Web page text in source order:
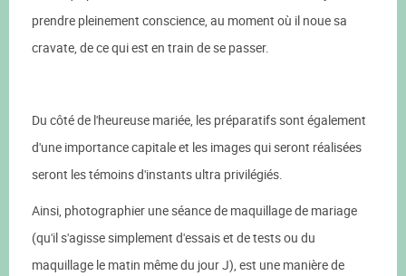
prendre pleinement conscience, au moment où il noue sa
cravate, de ce qui est en train de se passer.
Du côté de l'heureuse mariée, les préparatifs sont également
d'une importance capitale et les images qui seront réalisées
seront les témoins d'instants ultra privilégiés.
Ainsi, photographier une séance de maquillage de mariage
(qu'il s'agisse simplement d'essais et de tests ou du
maquillage le matin même du jour J), est une manière de